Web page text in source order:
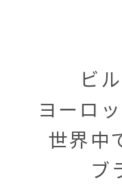
ビ
ヨーロ
世界中
ブ